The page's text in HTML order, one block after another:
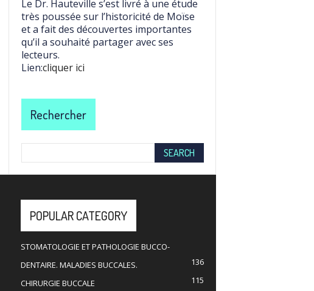
Le Dr. Hauteville s’est livré à une étude
très poussée sur l’historicité de Moïse
et a fait des découvertes importantes
qu’il a souhaité partager avec ses
lecteurs.
Lien:cliquer ici
Rechercher
POPULAR CATEGORY
STOMATOLOGIE ET PATHOLOGIE BUCCO-
DENTAIRE. MALADIES BUCCALES.
136
CHIRURGIE BUCCALE
115